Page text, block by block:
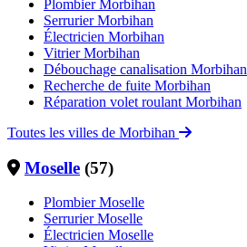
Plombier Morbihan
Serrurier Morbihan
Électricien Morbihan
Vitrier Morbihan
Débouchage canalisation Morbihan
Recherche de fuite Morbihan
Réparation volet roulant Morbihan
Toutes les villes de Morbihan
Moselle (57)
Plombier Moselle
Serrurier Moselle
Électricien Moselle